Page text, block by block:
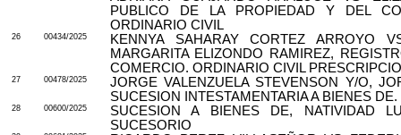
PUBLICO DE LA PROPIEDAD Y DEL
ORDINARIO CIVIL
26 00434/2025
KENNYA SAHARAY CORTEZ ARROYO
MARGARITA ELIZONDO RAMIREZ,
COMERCIO. ORDINARIO CIVIL
27 00478/2025
JORGE VALENZUELA STEVENSON Y/O,
SUCESION INTESTAMENTARIA A BIENES
28 00600/2025
SUCESION A BIENES DE, NATIVIDAD
SUCESORIO